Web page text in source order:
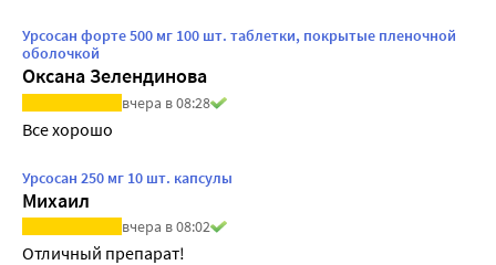
Урсосан форте 500 мг 100 шт. таблетки, покрытые пленочной
оболочкой
Оксана Зелендинова
вчера в 08:28
Все хорошо
Урсосан 250 мг 10 шт. капсулы
Михаил
вчера в 08:02
Отличный препарат!